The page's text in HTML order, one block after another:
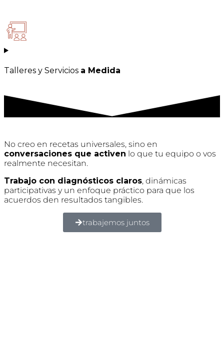
Talleres y Servicios a Medida
No creo en recetas universales, sino en
conversaciones que activen lo que tu equipo o vos
realmente necesitan.
Trabajo con diagnósticos claros, dinámicas
participativas y un enfoque práctico para que los
acuerdos den resultados tangibles.
trabajemos juntos